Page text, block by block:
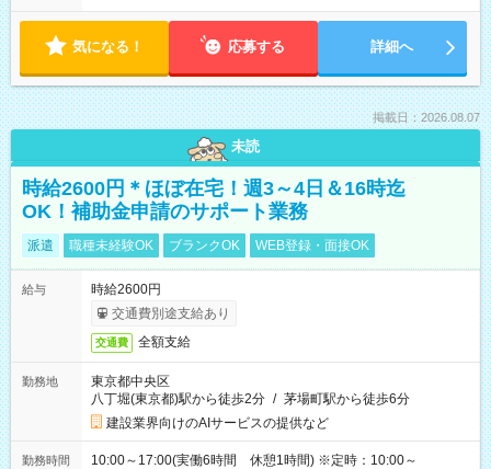
気になる！ 応募する 詳細へ
掲載日：2026.08.07
未読
時給2600円＊ほぼ在宅！週3～4日＆16時迄
OK！補助金申請のサポート業務
派遣 職種未経験OK ブランクOK WEB登録・面接OK
給与
時給2600円
交通費別途支給あり
交通費 全額支給
勤務地
東京都中央区
八丁堀(東京都)駅から徒歩2分 / 茅場町駅から徒歩6分
建設業界向けのAIサービスの提供など
勤務時間
10:00～17:00(実働6時間 休憩1時間) ※定時：10:00～